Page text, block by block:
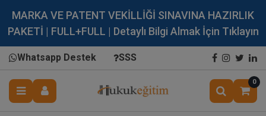
MARKA VE PATENT VEKİLLİĞİ SINAVINA HAZIRLIK
PAKETİ | FULL+FULL | Detaylı Bilgi Almak İçin Tıklayın
Whatsapp Destek SSS
0